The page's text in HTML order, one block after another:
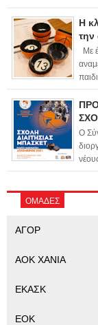
Η
την
Με
Ο
ΟΜΑΔΕΣ
ΑΓΟΡ
ΑΟΚ ΧΑΝΙΑ
ΕΚΑΣΚ
ΕΟΚ